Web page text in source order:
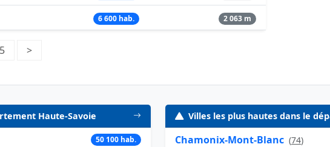
6 600 hab. 2 063 m
Page 15
>
Haute-Savoie
50 100 hab.
Villes les plus hautes dans le
Chamonix-Mont-Blanc (74)